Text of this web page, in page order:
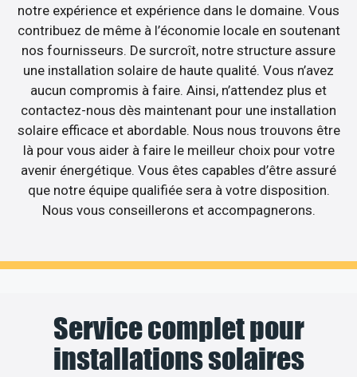
notre expérience et expérience dans le domaine. Vous
contribuez de même à l’économie locale en soutenant
nos fournisseurs. De surcroît, notre structure assure
une installation solaire de haute qualité. Vous n’avez
aucun compromis à faire. Ainsi, n’attendez plus et
contactez-nous dès maintenant pour une installation
solaire efficace et abordable. Nous nous trouvons être
là pour vous aider à faire le meilleur choix pour votre
avenir énergétique. Vous êtes capables d’être assuré
que notre équipe qualifiée sera à votre disposition.
Nous vous conseillerons et accompagnerons.
Service complet pour
installations solaires